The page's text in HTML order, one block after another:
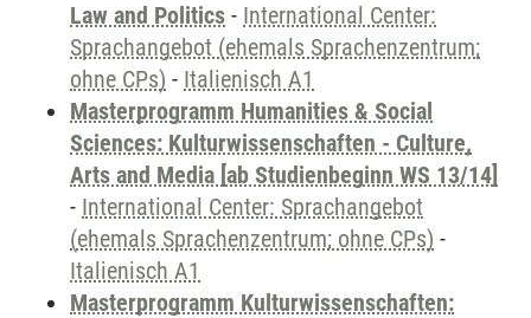
Law and Politics - International Center:
Sprachangebot (ehemals Sprachenzentrum;
ohne CPs) - Italienisch A1
Masterprogramm Humanities & Social
Sciences: Kulturwissenschaften - Culture,
Arts and Media [ab Studienbeginn WS 13/14]
- International Center: Sprachangebot
(ehemals Sprachenzentrum; ohne CPs) -
Italienisch A1
Masterprogramm Kulturwissenschaften: